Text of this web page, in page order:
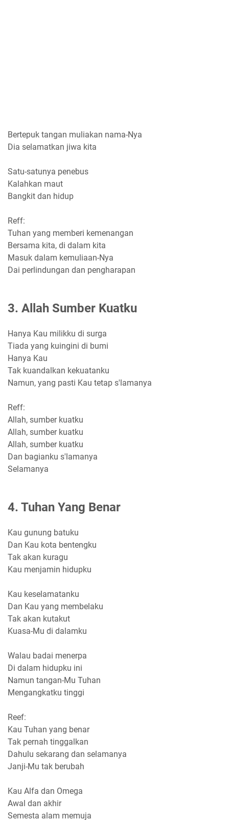
Bertepuk tangan muliakan nama-Nya
Dia selamatkan jiwa kita
Satu-satunya penebus
Kalahkan maut
Bangkit dan hidup
Reff:
Tuhan yang memberi kemenangan
Bersama kita, di dalam kita
Masuk dalam kemuliaan-Nya
Dai perlindungan dan pengharapan
3. Allah Sumber Kuatku
Hanya Kau milikku di surga
Tiada yang kuingini di bumi
Hanya Kau
Tak kuandalkan kekuatanku
Namun, yang pasti Kau tetap s'lamanya
Reff:
Allah, sumber kuatku
Allah, sumber kuatku
Allah, sumber kuatku
Dan bagianku s'lamanya
Selamanya
4. Tuhan Yang Benar
Kau gunung batuku
Dan Kau kota bentengku
Tak akan kuragu
Kau menjamin hidupku
Kau keselamatanku
Dan Kau yang membelaku
Tak akan kutakut
Kuasa-Mu di dalamku
Walau badai menerpa
Di dalam hidupku ini
Namun tangan-Mu Tuhan
Mengangkatku tinggi
Reef:
Kau Tuhan yang benar
Tak pernah tinggalkan
Dahulu sekarang dan selamanya
Janji-Mu tak berubah
Kau Alfa dan Omega
Awal dan akhir
Semesta alam memuja